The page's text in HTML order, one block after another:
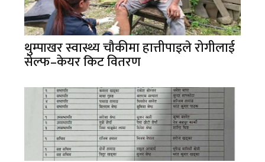
थुम्पाखर स्वास्थ्य चौकीमा हात्तीपाइले रोगीलाई
सेल्फ–केयर किट वितरण